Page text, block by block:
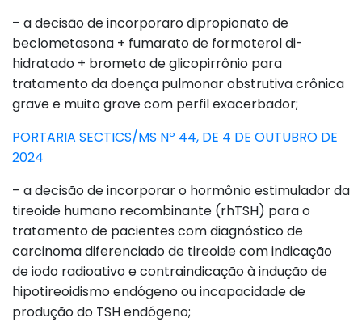
– a decisão de incorporaro dipropionato de
beclometasona + fumarato de formoterol di-
hidratado + brometo de glicopirrônio para
tratamento da doença pulmonar obstrutiva crônica
grave e muito grave com perfil exacerbador;
PORTARIA SECTICS/MS Nº 44, DE 4 DE OUTUBRO DE
2024
– a decisão de incorporar o hormônio estimulador da
tireoide humano recombinante (rhTSH) para o
tratamento de pacientes com diagnóstico de
carcinoma diferenciado de tireoide com indicação
de iodo radioativo e contraindicação à indução de
hipotireoidismo endógeno ou incapacidade de
produção do TSH endógeno;